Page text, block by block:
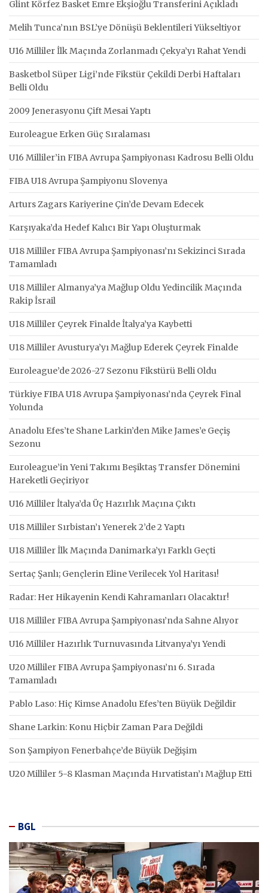
Glint Körfez Basket Emre Ekşioğlu Transferini Açıkladı
Melih Tunca’nın BSL’ye Dönüşü Beklentileri Yükseltiyor
U16 Milliler İlk Maçında Zorlanmadı Çekya’yı Rahat Yendi
Basketbol Süper Ligi’nde Fikstür Çekildi Derbi Haftaları
Belli Oldu
2009 Jenerasyonu Çift Mesai Yaptı
Euroleague Erken Güç Sıralaması
U16 Milliler’in FIBA Avrupa Şampiyonası Kadrosu Belli Oldu
FIBA U18 Avrupa Şampiyonu Slovenya
Arturs Zagars Kariyerine Çin’de Devam Edecek
Karşıyaka’da Hedef Kalıcı Bir Yapı Oluşturmak
U18 Milliler FIBA Avrupa Şampiyonası’nı Sekizinci Sırada
Tamamladı
U18 Milliler Almanya’ya Mağlup Oldu Yedincilik Maçında
Rakip İsrail
U18 Milliler Çeyrek Finalde İtalya’ya Kaybetti
U18 Milliler Avusturya’yı Mağlup Ederek Çeyrek Finalde
Euroleague’de 2026-27 Sezonu Fikstürü Belli Oldu
Türkiye FIBA U18 Avrupa Şampiyonası’nda Çeyrek Final
Yolunda
Anadolu Efes’te Shane Larkin’den Mike James’e Geçiş
Sezonu
Euroleague’in Yeni Takımı Beşiktaş Transfer Dönemini
Hareketli Geçiriyor
U16 Milliler İtalya’da Üç Hazırlık Maçına Çıktı
U18 Milliler Sırbistan’ı Yenerek 2’de 2 Yaptı
U18 Milliler İlk Maçında Danimarka’yı Farklı Geçti
Sertaç Şanlı; Gençlerin Eline Verilecek Yol Haritası!
Radar: Her Hikayenin Kendi Kahramanları Olacaktır!
U18 Milliler FIBA Avrupa Şampiyonası’nda Sahne Alıyor
U16 Milliler Hazırlık Turnuvasında Litvanya’yı Yendi
U20 Milliler FIBA Avrupa Şampiyonası’nı 6. Sırada
Tamamladı
Pablo Laso: Hiç Kimse Anadolu Efes’ten Büyük Değildir
Shane Larkin: Konu Hiçbir Zaman Para Değildi
Son Şampiyon Fenerbahçe’de Büyük Değişim
U20 Milliler 5-8 Klasman Maçında Hırvatistan’ı Mağlup Etti
BGL